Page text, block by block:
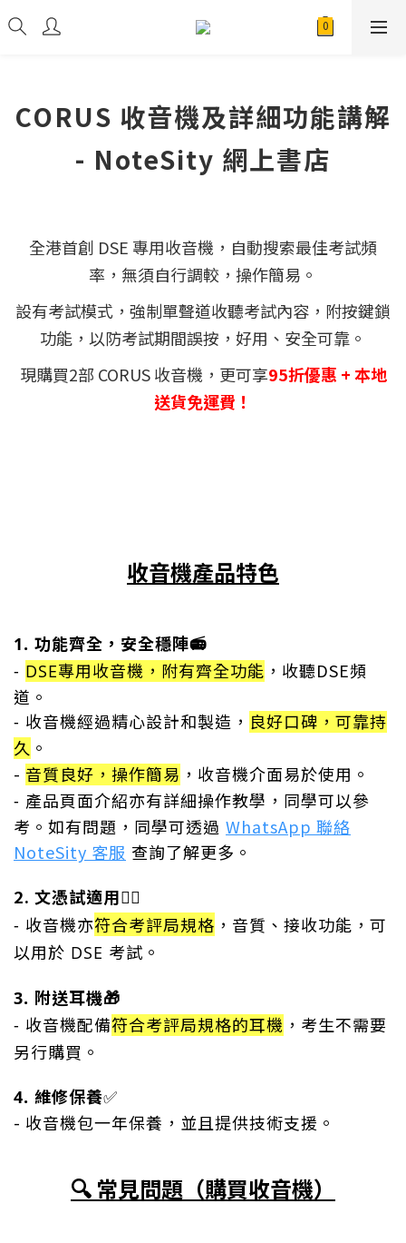
CORUS 收音機及詳細功能講解
- NoteSity 網上書店
全港首創 DSE 專用收音機，自動搜索最佳考試頻
率，無須自行調較，操作簡易。
設有考試模式，強制單聲道收聽考試內容，附按鍵鎖
功能，以防考試期間誤按，好用、安全可靠。
現購買2部 CORUS 收音機，更可享95折優惠 + 本地
送貨免運費！
收音機產品特色
1. 功能齊全，安全穩陣📻
- DSE專用收音機，附有齊全功能 ，收聽DSE頻
道。
- 收音機經過精心設計和製造， 良好口碑，可靠持
久 。
- 音質良好，操作簡易 ，收音機介面易於使用 。
- 產品頁面介紹亦有詳細操作教學，同學可以參
考。如有問題，同學可透過 WhatsApp 聯絡
NoteSity 客服 查詢了解更多。
2. 文憑試適用✍🏻
- 收音機亦符合考評局規格 ， 音質、接收功能，可
以用於 DSE 考試。
3. 附送耳機🎁
- 收音機配備符合考評局規格的耳機 ，考生不需要
另行購買。
4. 維修保養✅
- 收音機包一年保養，並且提供技術支援。
🔍 常見問題（購買收音機）